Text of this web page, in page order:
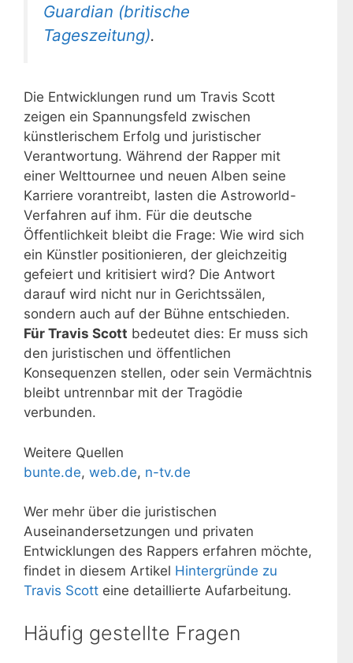
Guardian (britische
Tageszeitung).
Die Entwicklungen rund um Travis Scott
zeigen ein Spannungsfeld zwischen
künstlerischem Erfolg und juristischer
Verantwortung. Während der Rapper mit
einer Welttournee und neuen Alben seine
Karriere vorantreibt, lasten die Astroworld-
Verfahren auf ihm. Für die deutsche
Öffentlichkeit bleibt die Frage: Wie wird sich
ein Künstler positionieren, der gleichzeitig
gefeiert und kritisiert wird? Die Antwort
darauf wird nicht nur in Gerichtssälen,
sondern auch auf der Bühne entschieden.
Für Travis Scott bedeutet dies: Er muss sich
den juristischen und öffentlichen
Konsequenzen stellen, oder sein Vermächtnis
bleibt untrennbar mit der Tragödie
verbunden.
Weitere Quellen
bunte.de, web.de, n-tv.de
Wer mehr über die juristischen
Auseinandersetzungen und privaten
Entwicklungen des Rappers erfahren möchte,
findet in diesem Artikel Hintergründe zu
Travis Scott eine detaillierte Aufarbeitung.
Häufig gestellte Fragen